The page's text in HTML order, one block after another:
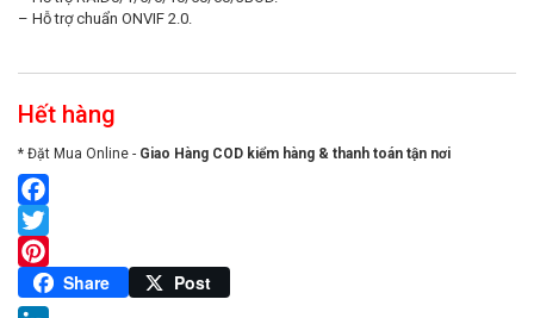
– Hỗ trợ chuẩn ONVIF 2.0.
Hết hàng
* Đặt Mua Online - Giao Hàng COD kiểm hàng & thanh toán tận nơi
Facebook
Twitter
Pinterest
Share Post